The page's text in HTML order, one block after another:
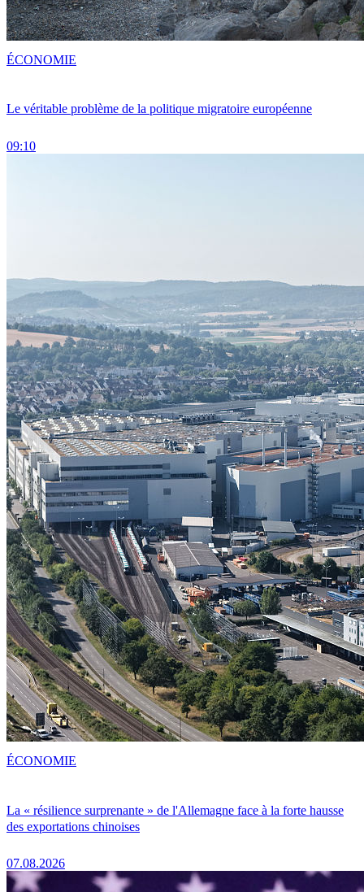
Le véritable problème de la politique migratoire européenne
09:10
ÉCONOMIE
La « résilience surprenante » de l'Allemagne face à la forte hausse
des exportations chinoises
07.08.2026
ÉCONOMIE